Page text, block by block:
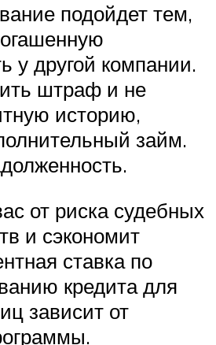
подойдет тем,
у другой компании.
штраф и не
историю,
займ.
от риска судебных
и сэкономит
ставка по
кредита для
зависит от